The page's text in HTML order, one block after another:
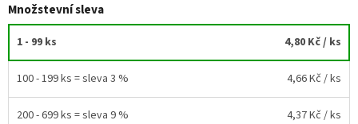
Množstevní sleva
1 - 99 ks 4,80 Kč/ ks
100 - 199 ks = sleva 3 % 4,66 Kč / ks
200 - 699 ks = sleva 9 % 4,37 Kč / ks